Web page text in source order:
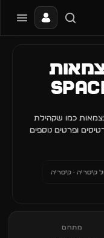
🔥בקרוב
העצמאות
כמו שקהילת
מסיבת צהריים ב26.04. לכרטיסים ופרטים נוספים
קיסריה · קיסריה
מתחם